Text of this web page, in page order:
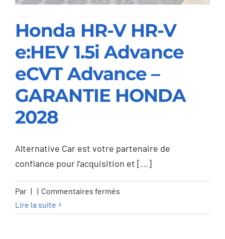
2030
Honda HR-V HR-V
e:HEV 1.5i Advance
eCVT Advance –
GARANTIE HONDA
Honda HR-V HR-V
e:HEV 1.5i Advance
eCVT Advance –
GARANTIE HONDA
2028
Alternative Car est votre partenaire de
confiance pour l’acquisition et [...]
Par | | Commentaires fermés
HR-
Lire la suite